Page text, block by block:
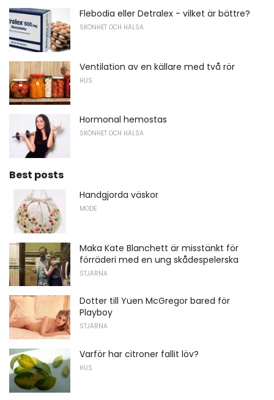
Flebodia eller Detralex - vilket är bättre?
SKÖNHET OCH HÄLSA
Ventilation av en källare med två rör
HUS
Hormonal hemostas
SKÖNHET OCH HÄLSA
Best posts
Handgjorda väskor
MODE
Maka Kate Blanchett är misstänkt för
förräderi med en ung skådespelerska
STJÄRNA
Dotter till Yuen McGregor bared för
Playboy
STJÄRNA
Varför har citroner fallit löv?
HUS